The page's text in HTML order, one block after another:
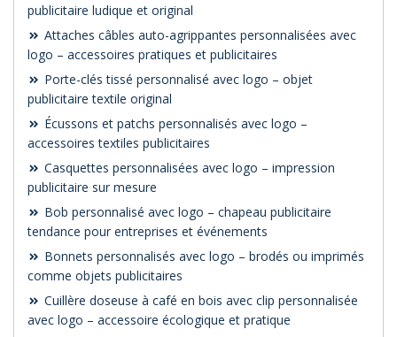
publicitaire ludique et original
Attaches câbles auto-agrippantes personnalisées avec
logo – accessoires pratiques et publicitaires
Porte-clés tissé personnalisé avec logo – objet
publicitaire textile original
Écussons et patchs personnalisés avec logo –
accessoires textiles publicitaires
Casquettes personnalisées avec logo – impression
publicitaire sur mesure
Bob personnalisé avec logo – chapeau publicitaire
tendance pour entreprises et événements
Bonnets personnalisés avec logo – brodés ou imprimés
comme objets publicitaires
Cuillère doseuse à café en bois avec clip personnalisée
avec logo – accessoire écologique et pratique